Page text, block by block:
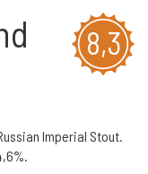
8,3
Imperial Stout.